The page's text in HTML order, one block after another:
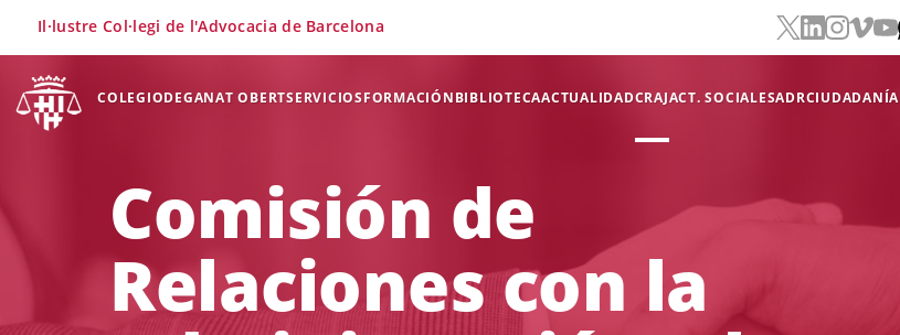
COLEGIODEGANAT OBERTSERVICIOSFORMACIÓNBIBLIOTECAACTUALIDADCRAJACT. SOCIALESADRCIUDADANÍA
Il·lustre Col·legi de l'Advocacia de Barcelona
Comisión de
Relaciones con la